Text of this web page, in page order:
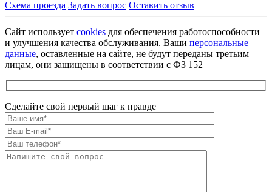
Схема проезда Задать вопрос Оставить отзыв
Сайт использует cookies для обеспечения работоспособности
и улучшения качества обслуживания. Ваши персональные
данные, оставленные на сайте, не будут переданы третьим
лицам, они защищены в соответствии с ФЗ 152
Сделайте свой первый шаг к правде